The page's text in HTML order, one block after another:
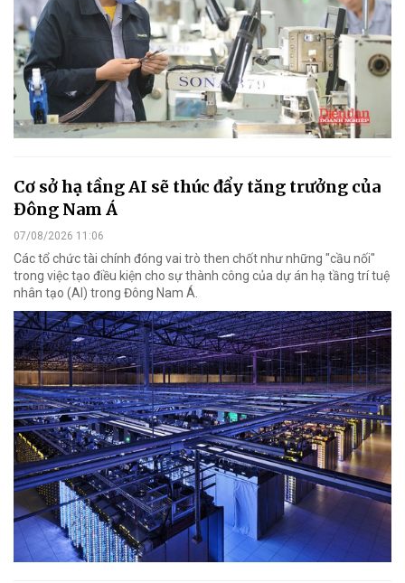
Cơ sở hạ tầng AI sẽ thúc đẩy tăng trưởng của
Đông Nam Á
07/08/2026 11:06
Các tổ chức tài chính đóng vai trò then chốt như những "cầu nối"
trong việc tạo điều kiện cho sự thành công của dự án hạ tầng trí tuệ
nhân tạo (AI) trong Đông Nam Á.